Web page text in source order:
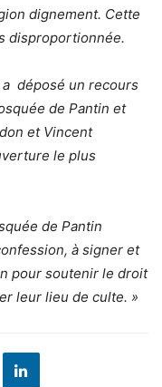
dignement. Cette
disproportionnée.
a déposé un recours
de Pantin et
et Vincent
le plus
de Pantin
à signer et
pour soutenir le droit
leur lieu de culte. »